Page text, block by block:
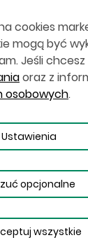
innej
sprzeczny z
nabycie
możliwe lub w
oferty. Prawa
czy jest
produktów
| BOSSA.PL
Dane osobowe
cookies
mogą być
Jeśli
oraz z
osobowych.
Ustawienia
opcjonalne
wszystkie